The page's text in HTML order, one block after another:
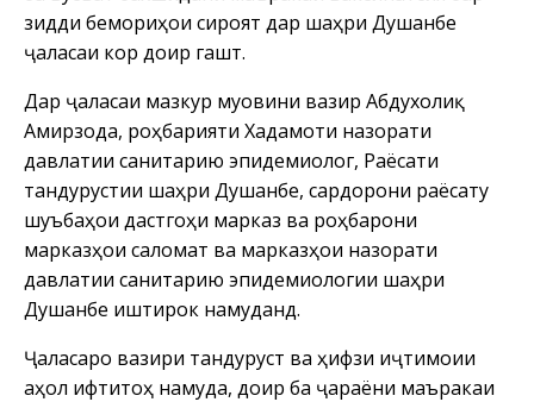
зидди бемориҳои сироятӣ дар шаҳри Душанбе
ҷаласаи корӣ доир гашт.
Дар ҷаласаи мазкур муовини вазир Абдухолиқ
Амирзода, роҳбарияти Хадамоти назорати
давлатии санитарию эпидемиологӣ, Раёсати
тандурустии шаҳри Душанбе, сардорони раёсату
шуъбаҳои дастгоҳи марказӣ ва роҳбарони
марказҳои саломатӣ ва марказҳои назорати
давлатии санитарию эпидемиологии шаҳри
Душанбе иштирок намуданд.
Ҷаласаро вазири тандурустӣ ва ҳифзи иҷтимоии
аҳолӣ ифтитоҳ намуда, доир ба ҷараёни маъракаи